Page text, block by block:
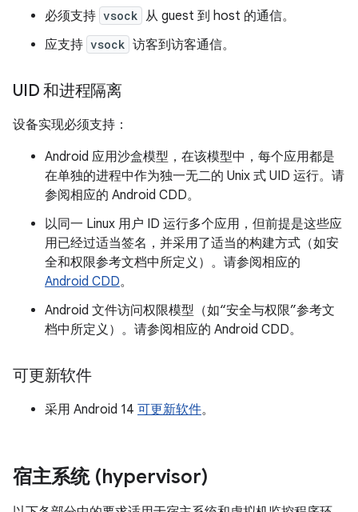
必须支持 vsock 从 guest 到 host 的通信。
应支持 vsock 访客到访客通信。
UID 和进程隔离
设备实现必须支持：
Android 应用沙盒模型，在该模型中，每个应用都是
在单独的进程中作为独一无二的 Unix 式 UID 运行。请
参阅相应的 Android CDD。
以同一 Linux 用户 ID 运行多个应用，但前提是这些应
用已经过适当签名，并采用了适当的构建方式（如安
全和权限参考文档中所定义）。请参阅相应的
Android CDD。
Android 文件访问权限模型（如“安全与权限”参考文
档中所定义）。请参阅相应的 Android CDD。
可更新软件
采用 Android 14 可更新软件。
宿主系统 (hypervisor)